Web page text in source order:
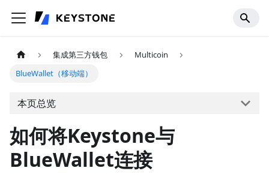
集成第三方钱包
Multicoin
BlueWallet（移动端）
本页总览
如何将Keystone与
BlueWallet连接